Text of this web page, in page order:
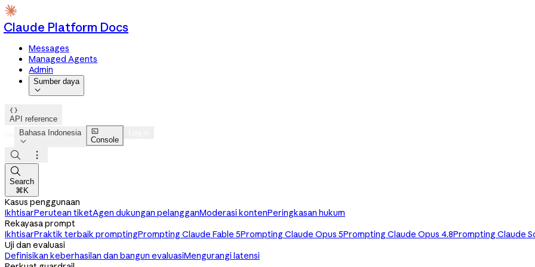
Claude Platform Docs
Messages
Managed Agents
Admin
Sumber daya


API reference
Bahasa Indonesia


Console



Search
⌘K
Kasus penggunaan
IkhtisarPerutean tiketAgen dukungan pelangganModerasi kontenPeringkasan hukum
Rekayasa prompt
IkhtisarPraktik terbaik promptingPrompting Claude Fable 5Prompting Claude Opus 5Prompting Claude Opus 4.8Prompting Claude
Uji dan evaluasi
Definisikan keberhasilan dan bangun evaluasiMengurangi latensi